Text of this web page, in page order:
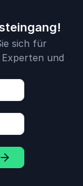
sich für
und